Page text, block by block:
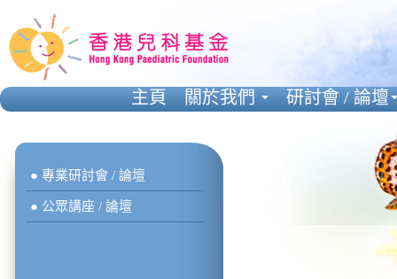
● 專業研討會 / 論壇
● 公眾講座 / 論壇
主頁 關於我們 研討會 / 論壇